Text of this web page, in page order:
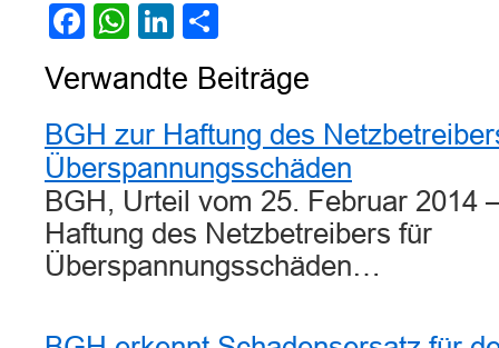
Facebook
WhatsApp
LinkedIn
Verwandte Beiträge
BGH zur Haftung des
Überspannungsschäden
BGH, Urteil vom 25. Februar 2014
Haftung des Netzbetreibers für
Überspannungsschäden…